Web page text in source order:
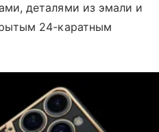
деталями из эмали и
24-каратным